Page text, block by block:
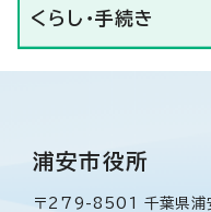
くらし・手続き
浦安市役所
〒279-8501 千葉県浦